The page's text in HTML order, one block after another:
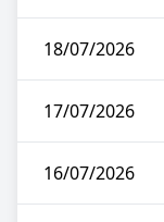
18/07/2026
17/07/2026
16/07/2026